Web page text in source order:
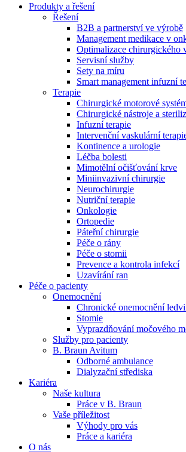
Produktový katalog​
Objevte naše produkty. Navštivte
Braun s našim kompletním produktovým
Odborné ambulance
Naše specializované ambulance jsou tu
specializaci a město, které potřebujete, a
ambulance.
Zůstaňte v dialogu s B. Braun.
Produkty a řešení
Řešení
B2B a partnerství ve výrobě
Management medikace v
Optimalizace chirurgického
Servisní služby
Sety na míru
Smart management infuzní
Terapie
Chirurgické motorové
Chirurgické nástroje a
Infuzní terapie
Intervenční vaskulární
Kontinence a urologie
Léčba bolesti
Mimotělní očišťování krve
Miniinvazivní chirurgie
Neurochirurgie
Nutriční terapie
Onkologie
Ortopedie
Páteřní chirurgie
Péče o rány
Péče o stomii
Prevence a kontrola infekcí
Uzavírání ran
Péče o pacienty
Onemocnění
Chronické onemocnění
Stomie
Vyprazdňování močového
Služby pro pacienty
B. Braun Avitum
Odborné ambulance
Dialyzační střediska
Kariéra
Naše kultura
Práce v B. Braun
Vaše příležitost​
Výhody pro vás
Práce a kariéra
O nás